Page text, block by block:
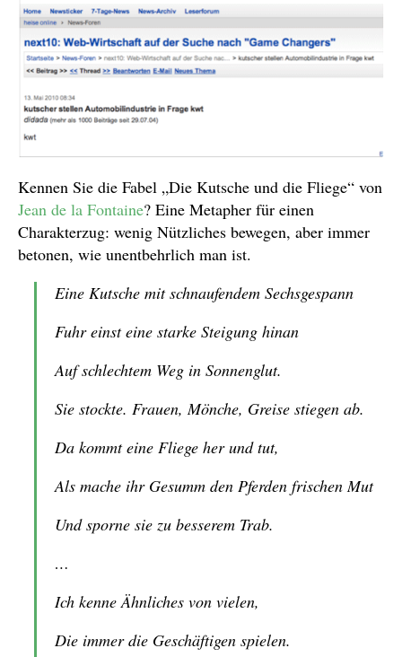
Kennen Sie die Fabel „Die Kutsche und die Fliege“ von
Jean de la Fontaine? Eine Metapher für einen
Charakterzug: wenig Nützliches bewegen, aber immer
betonen, wie unentbehrlich man ist.
Eine Kutsche mit schnaufendem Sechsgespann
Fuhr einst eine starke Steigung hinan
Auf schlechtem Weg in Sonnenglut.
Sie stockte. Frauen, Mönche, Greise stiegen ab.
Da kommt eine Fliege her und tut,
Als mache ihr Gesumm den Pferden frischen Mut
Und sporne sie zu besserem Trab.
…
Ich kenne Ähnliches von vielen,
Die immer die Geschäftigen spielen.